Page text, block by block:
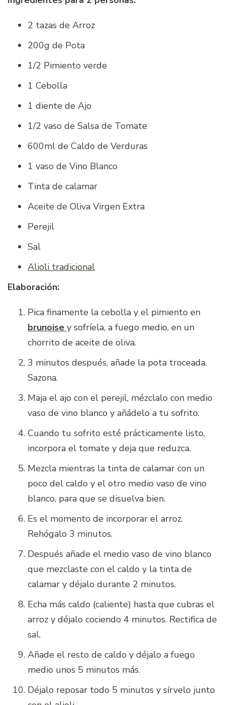
2 tazas de Arroz
200g de Pota
1/2 Pimiento verde
1 Cebolla
1 diente de Ajo
1/2 vaso de Salsa de Tomate
600ml de Caldo de Verduras
1 vaso de Vino Blanco
Tinta de calamar
Aceite de Oliva Virgen Extra
Perejil
Sal
Alioli tradicional
Elaboración:
Pica finamente la cebolla y el pimiento en
brunoise y sofríela, a fuego medio, en un
chorrito de aceite de oliva.
3 minutos después, añade la pota troceada.
Sazona.
Maja el ajo con el perejil, mézclalo con medio
vaso de vino blanco y añádelo a tu sofrito.
Cuando tu sofrito esté prácticamente listo,
incorpora el tomate y deja que reduzca.
Mezcla mientras la tinta de calamar con un
poco del caldo y el otro medio vaso de vino
blanco, para que se disuelva bien.
Es el momento de incorporar el arroz.
Rehógalo 3 minutos.
Después añade el medio vaso de vino blanco
que mezclaste con el caldo y la tinta de
calamar y déjalo durante 2 minutos.
Echa más caldo (caliente) hasta que cubras el
arroz y déjalo cociendo 4 minutos. Rectifica de
sal.
Añade el resto de caldo y déjalo a fuego
medio unos 5 minutos más.
Déjalo reposar todo 5 minutos y sírvelo junto